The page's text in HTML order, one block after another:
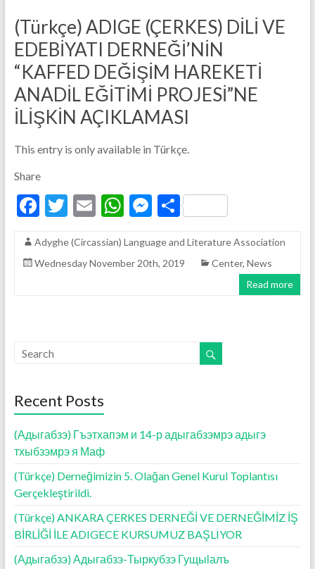
k
p
(Türkçe) ADIGE (ÇERKES) DİLİ VE
EDEBİYATI DERNEĞİ’NİN
“KAFFED DEĞİŞİM HAREKETİ
ANADİL EĞİTİMİ PROJESİ”NE
İLİŞKİN AÇIKLAMASI
This entry is only available in Türkçe.
Share
F
e
b
T
itt
er
E
ai
l
W
at
s
M
se
n
S
ar
e
Adyghe (Circassian) Language and Literature Association
Wednesday November 20th, 2019
Center, News
Read more
Recent Posts
(Адыгабзэ) Гъэтхапэм и 14-р адыгабзэмрэ адыгэ
тхыбзэмрэ я Маф
(Türkçe) Derneğimizin 5. Olağan Genel Kurul Toplantısı
Gerçekleştirildi.
(Türkçe) ANKARA ÇERKES DERNEĞİ VE DERNEĞİMİZ İŞ
BİRLİĞİ İLE ADIGECE KURSUMUZ BAŞLIYOR
(Адыгабзэ) Адыгабзэ-Тыркубзэ Гущыӏалъ